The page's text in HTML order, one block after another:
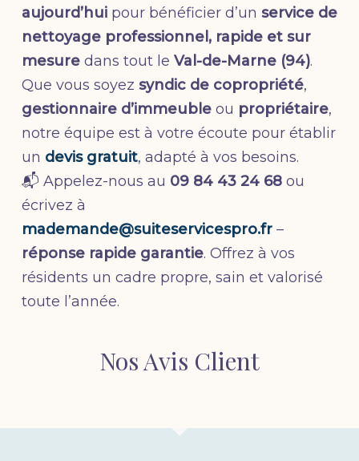
aujourd’huipour bénéficier d’un service de
nettoyage professionnel, rapide et sur
mesuredans tout le Val-de-Marne (94).
Que vous soyez syndic de copropriété,
gestionnaire d’immeubleou propriétaire,
notre équipe est à votre écoute pour établir
un devis gratuit, adapté à vos besoins.
📬 Appelez-nous au 09 84 43 24 68ou
écrivez à
mademande@suiteservicespro.fr–
réponse rapide garantie. Offrez à vos
résidents un cadre propre, sain et valorisé
toute l’année.
Nos Avis Client